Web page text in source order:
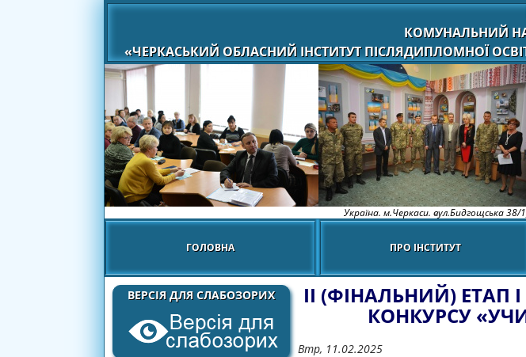
КОМУНАЛЬНИЙ
«ЧЕРКАСЬКИЙ ОБЛАСНИЙ ІНСТИТУТ ПІСЛЯДИПЛОМНОЇ
Україна. м.Черкаси. вул.Бидгощська 38/
ГОЛОВНА ПРО ІНСТИТУТ
ВЕРСІЯ ДЛЯ СЛАБОЗОРИХ ІІ (ФІНАЛЬНИЙ) ЕТАП
КОНКУРСУ
Втр, 11.02.2025